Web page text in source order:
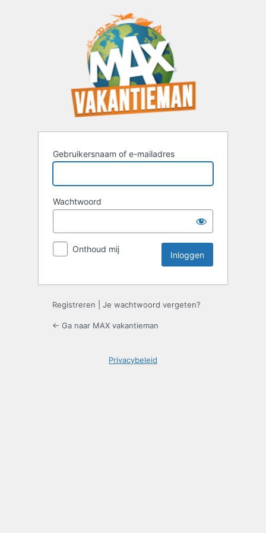
Gebruikersnaam of e-mailadres
Wachtwoord
Onthoud mij
Registreren Je wachtwoord vergeten?
← Ga naar MAX vakantieman
Privacybeleid